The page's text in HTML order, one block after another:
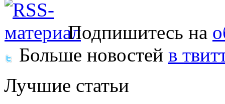
Подпишитесь на
Больше новостей в
Лучшие статьи